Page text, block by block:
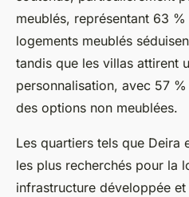
meublés, représentant 63
logements meublés
tandis que les villas attirent
personnalisation, avec 57
des options non meublées.
Les quartiers tels que Deira
les plus recherchés pour la
infrastructure développée